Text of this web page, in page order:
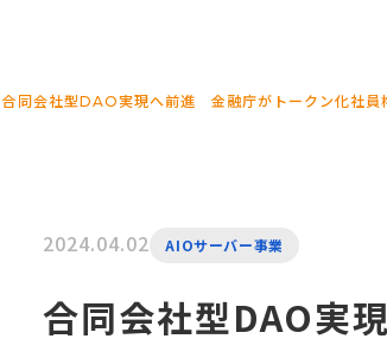
合同会社型DAO実現へ前進 金融庁がトークン化社員
2024.04.02 AIOサーバー事業
合同会社型DAO実